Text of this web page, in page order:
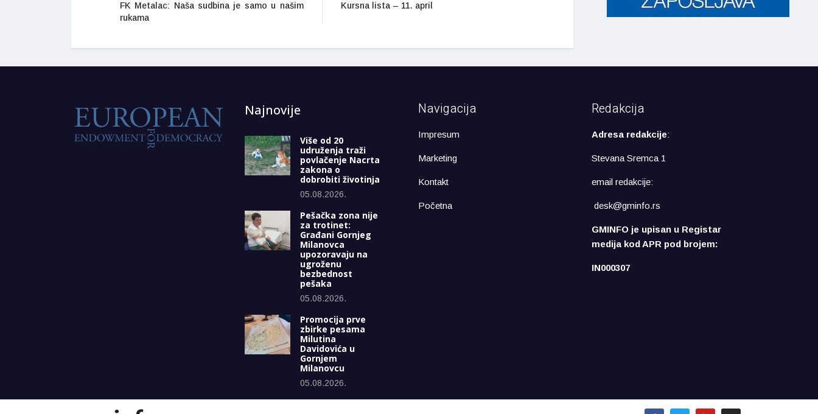
FK Metalac: Naša sudbina je samo u našim
rukama
Kursna lista – 11. april
Najnovije
Više od 20
udruženja traži
povlačenje Nacrta
zakona o
dobrobiti životinja
05.08.2026.
Pešačka zona nije
za trotinet:
Građani Gornjeg
Milanovca
upozoravaju na
ugroženu
bezbednost
pešaka
05.08.2026.
Promocija prve
zbirke pesama
Milutina
Davidovića u
Gornjem
Milanovcu
05.08.2026.
Navigacija
Impresum
Marketing
Kontakt
Početna
Redakcija
Adresa redakcije:
Stevana Sremca 1
email redakcije:
desk@gminfo.rs
GMINFO je upisan u Registar
medija kod APR pod brojem:
IN000307